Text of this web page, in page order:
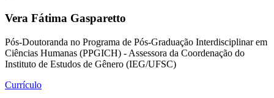
Vera Fátima Gasparetto
Pós-Doutoranda no Programa de Pós-Graduação Interdisciplinar em
Ciências Humanas (PPGICH) - Assessora da Coordenação do
Instituto de Estudos de Gênero (IEG/UFSC)
Currículo